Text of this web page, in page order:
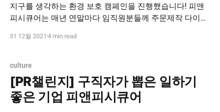
지구를 생각하는 환경 보호 캠페인을 진행했습니다! 피앤
피시큐어는 매년 연말마다 임직원분들께 주문제작 다이어
저 캠페인을 진행하게 되어 환경보호 실천을 위해 종이 다
31 12월 2021 4 min read
culture
[PR챌린지] 구직자가 뽑은 일하기
좋은 기업 피앤피시큐어